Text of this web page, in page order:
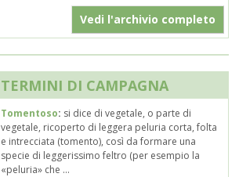
Vedi l'archivio completo
TERMINI DI CAMPAGNA
Tomentoso: si dice di vegetale, o parte di
vegetale, ricoperto di leggera peluria corta, folta
e intrecciata (tomento), così da formare una
specie di leggerissimo feltro (per esempio la
«peluria» che ...